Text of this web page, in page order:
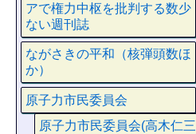
アで権力中枢を批判する数少
ない週刊誌
ながさきの平和（核弾頭数ほ
か）
原子力市民委員会
原子力市民委員会(高木仁三